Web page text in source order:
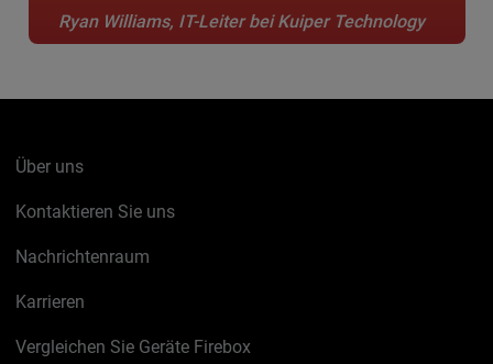
Ryan Williams, IT-Leiter bei Kuiper Technology
Über uns
Kontaktieren Sie uns
Nachrichtenraum
Karrieren
Vergleichen Sie Geräte Firebox